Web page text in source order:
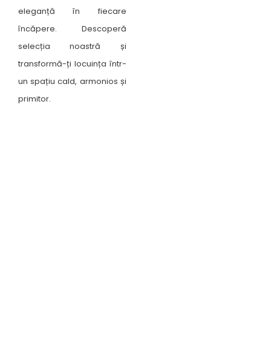
eleganță în fiecare
încăpere. Descoperă
selecția noastră și
transformă-ți locuința într-
un spațiu cald, armonios și
primitor.